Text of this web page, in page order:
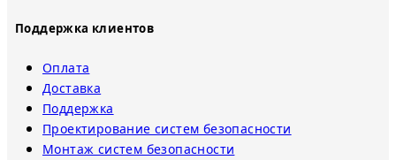
Поддержка клиентов
Оплата
Доставка
Поддержка
Проектирование систем безопасности
Монтаж систем безопасности